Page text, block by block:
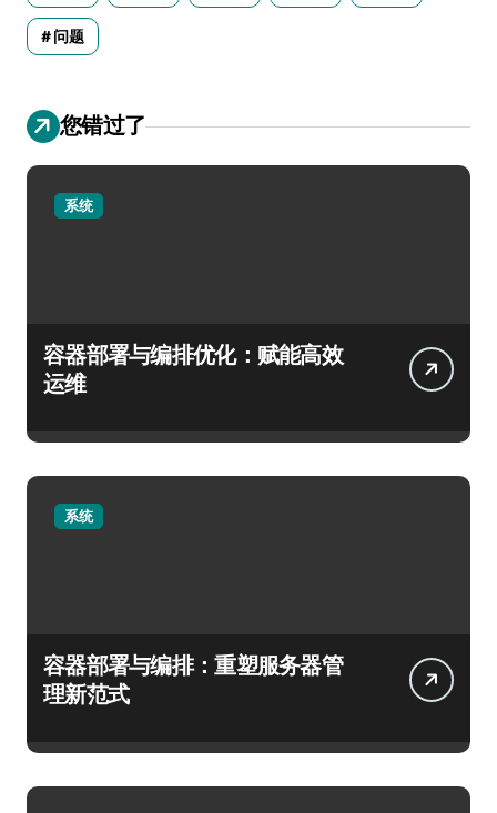
问题
您错过了
系统
容器部署与编排优化：赋能高效
运维
系统
容器部署与编排：重塑服务器管
理新范式